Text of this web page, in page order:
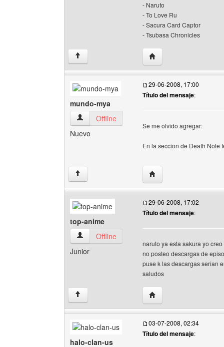
- Naruto
- To Love Ru
- Sacura Card Captor
- Tsubasa Chronicles
↑ Visitar sitio web del
mundo-mya
mundo-mya Ver perfil del usuario
Offline
Nuevo
29-06-2008, 17:00
Título del mensaje:
Se me olvido agregar:
En la seccion de Death Note
↑ Visitar sitio web del
top-anime
top-anime Ver perfil del usuario
Offline
Junior
29-06-2008, 17:02
Título del mensaje:
naruto ya esta sakura yo
no posteo descargas de
puse k las descargas serian
saludos
↑ Visitar sitio web del
halo-clan-us
03-07-2008, 02:34
Título del mensaje: